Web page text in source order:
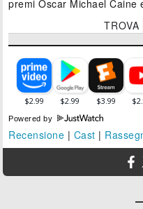
premi Oscar Michael Caine
TROVA
Powered by
Recensione | Cast |